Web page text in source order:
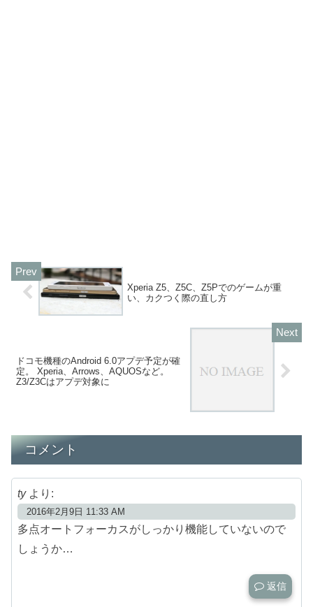
Xperia Z5、Z5C、Z5Pでのゲームが重
い、カクつく際の直し方
ドコモ機種のAndroid 6.0アプデ予定が確
定。 Xperia、Arrows、AQUOSなど。
Z3/Z3Cはアプデ対象に
コメント
ty より:
2016年2月9日 11:33 AM
多点オートフォーカスがしっかり機能していないので
しょうか…
返信